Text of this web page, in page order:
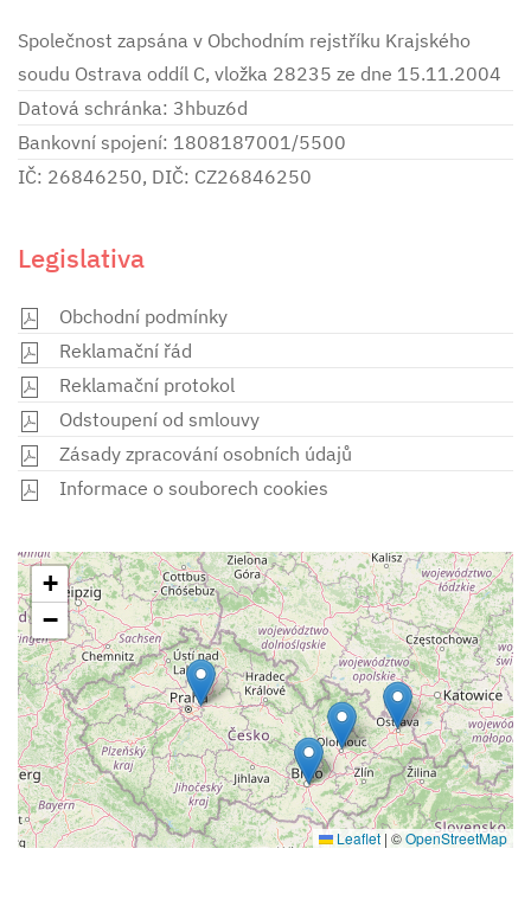
Společnost zapsána v Obchodním rejstříku Krajského
soudu Ostrava oddíl C, vložka 28235 ze dne 15.11.2004
Datová schránka: 3hbuz6d
Bankovní spojení: 1808187001/5500
IČ: 26846250, DIČ: CZ26846250
Legislativa
Obchodní podmínky
Reklamační řád
Reklamační protokol
Odstoupení od smlouvy
Zásady zpracování osobních údajů
Informace o souborech cookies
+
−
Leaflet | ©OpenStreetMap